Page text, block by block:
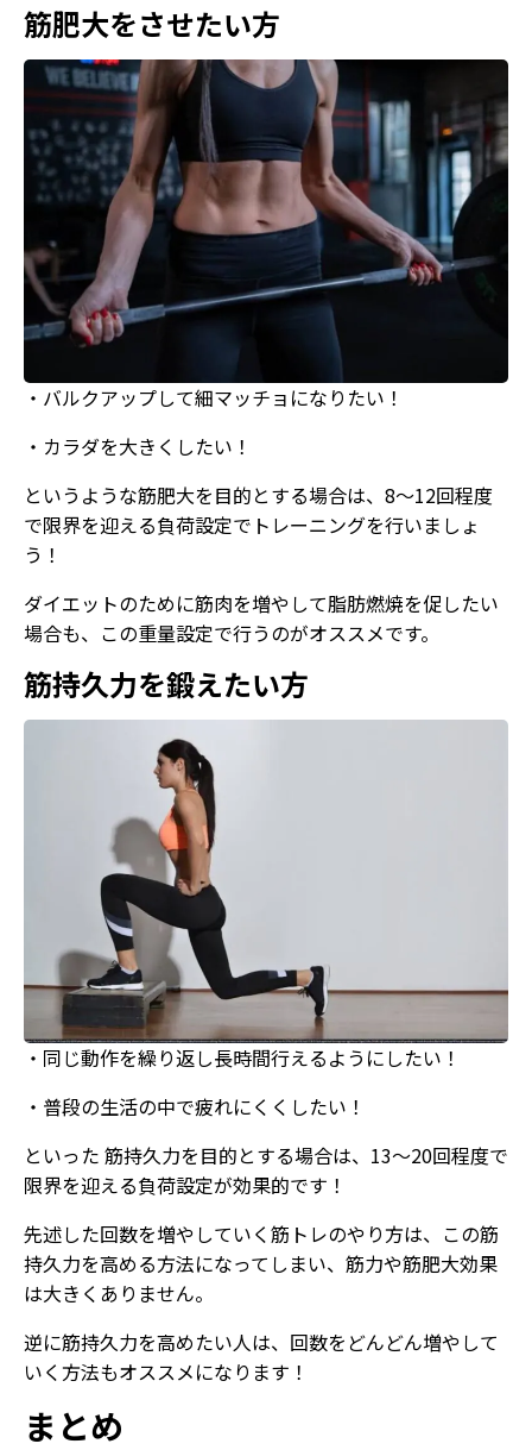
筋肥大をさせたい方
・バルクアップして細マッチョになりたい！
・カラダを大きくしたい！
というような筋肥大を目的とする場合は、8〜12回程度
で限界を迎える負荷設定でトレーニングを行いましょ
う！
ダイエットのために筋肉を増やして脂肪燃焼を促したい
場合も、この重量設定で行うのがオススメです。
筋持久力を鍛えたい方
・同じ動作を繰り返し長時間行えるようにしたい！
・普段の生活の中で疲れにくくしたい！
といった 筋持久力を目的とする場合は、13～20回程度で
限界を迎える負荷設定が効果的です！
先述した回数を増やしていく筋トレのやり方は、この筋
持久力を高める方法になってしまい、筋力や筋肥大効果
は大きくありません。
逆に筋持久力を高めたい人は、回数をどんどん増やして
いく方法もオススメになります！
まとめ